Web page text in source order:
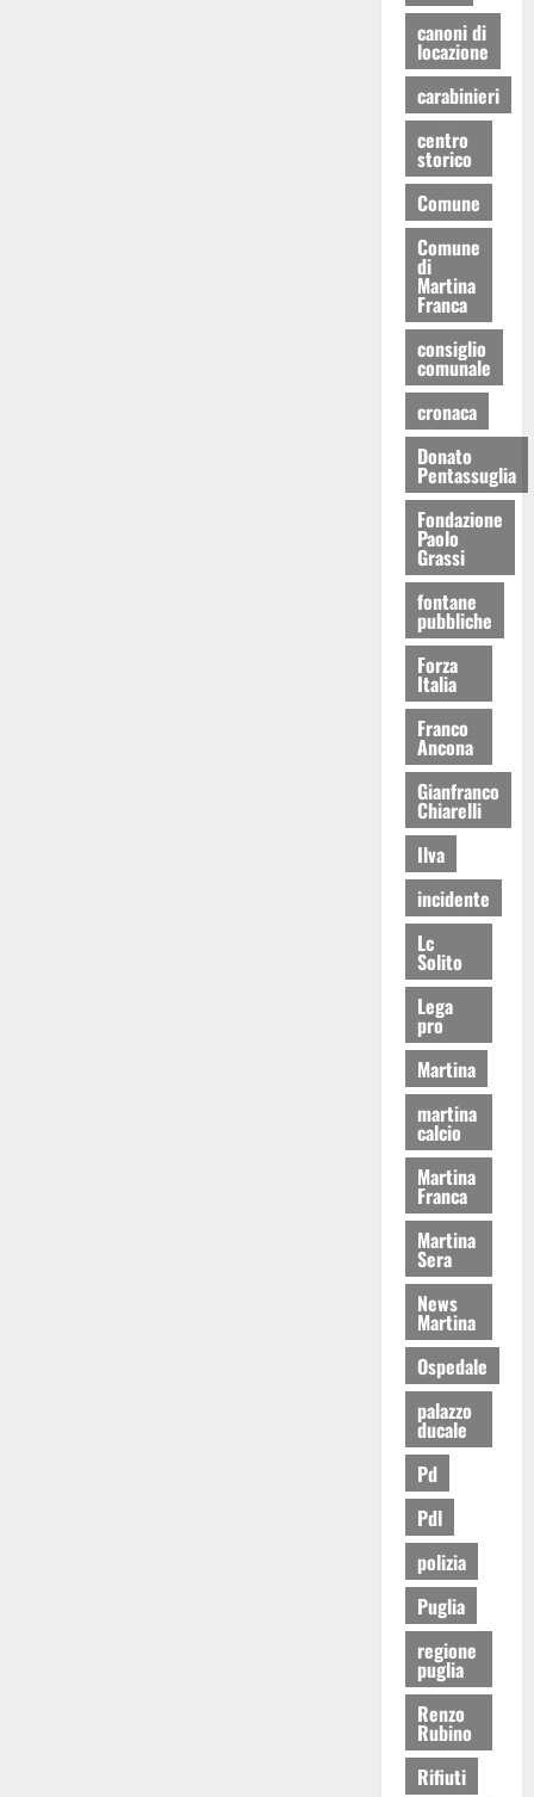
canoni di
locazione
carabinieri
centro
storico
Comune
Comune
di
Martina
Franca
consiglio
comunale
cronaca
Donato
Pentassuglia
Fondazione
Paolo
Grassi
fontane
pubbliche
Forza
Italia
Franco
Ancona
Gianfranco
Chiarelli
Ilva
incidente
Lc
Solito
Lega
pro
Martina
martina
calcio
Martina
Franca
Martina
Sera
News
Martina
Ospedale
palazzo
ducale
Pd
Pdl
polizia
Puglia
regione
puglia
Renzo
Rubino
Rifiuti